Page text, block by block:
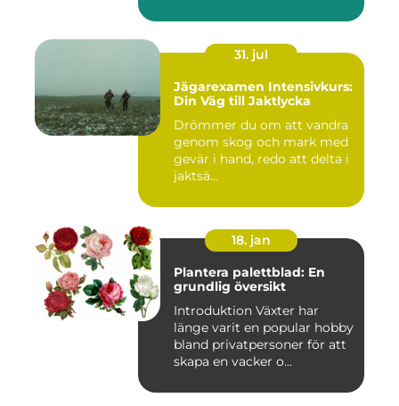
31. jul
Jägarexamen Intensivkurs:
Din Väg till Jaktlycka
Drömmer du om att vandra
genom skog och mark med
gevär i hand, redo att delta i
jaktsä...
18. jan
Plantera palettblad: En
grundlig översikt
Introduktion Växter har
länge varit en popular hobby
bland privatpersoner för att
skapa en vacker o...